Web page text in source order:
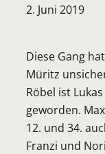
2. Juni 2019
Diese Gang
Müritz
Röbel ist
geworden.
12. und 34.
Franzi und